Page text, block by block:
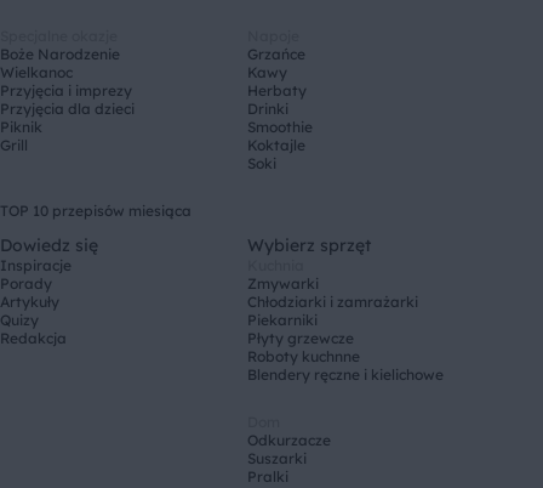
Boże Narodzenie
Wielkanoc
Przyjęcia i imprezy
Przyjęcia dla dzieci
Piknik
Grill
Grzańce
Kawy
Herbaty
Drinki
Smoothie
Koktajle
Soki
TOP 10 przepisów miesiąca
Dowiedz się
Inspiracje
Porady
Artykuły
Quizy
Redakcja
Wybierz sprzęt
Zmywarki
Chłodziarki i zamrażarki
Piekarniki
Płyty grzewcze
Roboty kuchnne
Blendery ręczne i kielichowe
Odkurzacze
Suszarki
Pralki